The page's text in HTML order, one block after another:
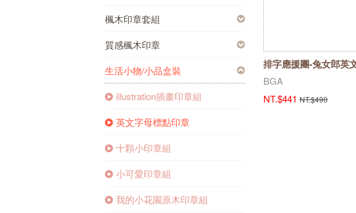
楓木印章套組
質感楓木印章
生活小物/小品盒裝
illustration插畫印章組
英文字母標點印章
十顆小印章組
小可愛印章組
我的小花園原木印章組
排字應援團-兔女郎英
組
BGA
NT.$441 NT.$490